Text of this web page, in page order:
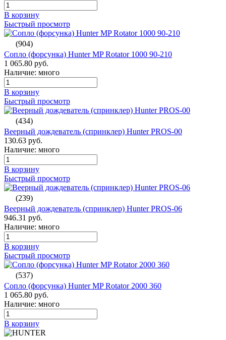
В корзину
Быстрый просмотр
(904)
Сопло (форсунка) Hunter MP Rotator 1000 90-210
1 065.80 руб.
Наличие: много
В корзину
Быстрый просмотр
(434)
Веерный дождеватель (спринклер) Hunter PROS-00
130.63 руб.
Наличие: много
В корзину
Быстрый просмотр
(239)
Веерный дождеватель (спринклер) Hunter PROS-06
946.31 руб.
Наличие: много
В корзину
Быстрый просмотр
(537)
Сопло (форсунка) Hunter MP Rotator 2000 360
1 065.80 руб.
Наличие: много
В корзину